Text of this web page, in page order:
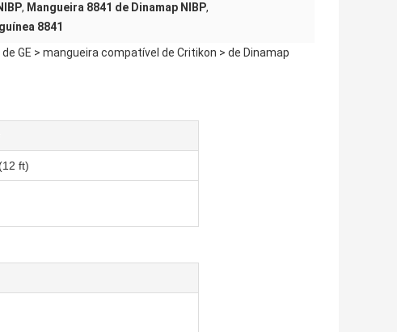
, Mangueira 8841 de Dinamap NIBP,
8841
GE > mangueira compatível de Critikon > de Dinamap
ft)